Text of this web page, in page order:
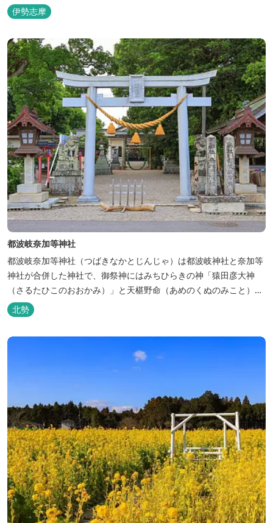
るもの これら二つの意味が重なり、人々の思いを受け止める場とし
て生き続けています。
伊勢志摩
都波岐奈加等神社
都波岐奈加等神社（つばきなかとじんじゃ）は都波岐神社と奈加等
神社が合併した神社で、御祭神にはみちひらきの神「猿田彦大神
（さるたひこのおおかみ）」と天椹野命（あめのくぬのみこと）、
中筒之男命（なかづつのおのみこと）をお祀りします。 また、平安
時代に弘法大師が奉納したと伝えられる獅子頭2体を本殿に御神体
としてお祀りし、古くより中戸流獅子舞が伝わる神社です。 創立は
北勢